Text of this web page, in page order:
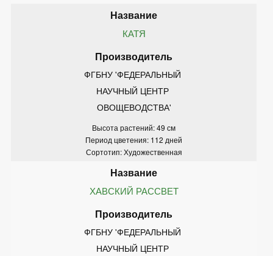
КАТЯ
ФГБНУ 'ФЕДЕРАЛЬНЫЙ
НАУЧНЫЙ ЦЕНТР
ОВОЩЕВОДСТВА'
Высота растений: 49 см
Период цветения: 112 дней
Сортотип: Художественная
ХАВСКИЙ РАССВЕТ
ФГБНУ 'ФЕДЕРАЛЬНЫЙ
НАУЧНЫЙ ЦЕНТР